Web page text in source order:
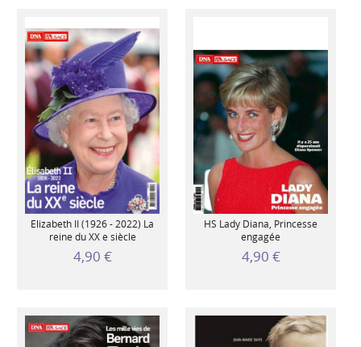
Elizabeth II (1926 - 2022) La
reine du XX e siècle
4,90 €
HS Lady Diana, Princesse
engagée
4,90 €